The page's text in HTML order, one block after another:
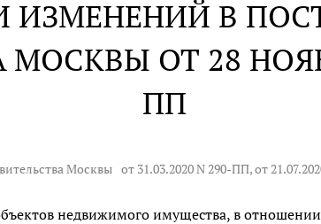
ИЗМЕНЕНИЙ В
ОТ 28
ПП
Москвы от 31.03.2020 N 290-ПП, от
недвижимого имущества, в отношении